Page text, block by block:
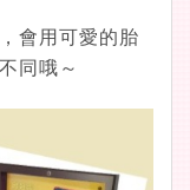
會用可愛的胎
同哦～